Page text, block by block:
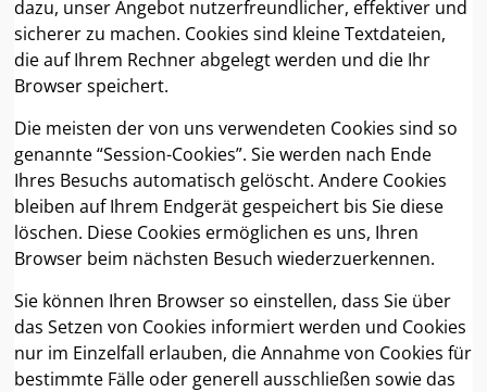
dazu, unser Angebot nutzerfreundlicher, effektiver und
sicherer zu machen. Cookies sind kleine Textdateien,
die auf Ihrem Rechner abgelegt werden und die Ihr
Browser speichert.
Die meisten der von uns verwendeten Cookies sind so
genannte “Session-Cookies”. Sie werden nach Ende
Ihres Besuchs automatisch gelöscht. Andere Cookies
bleiben auf Ihrem Endgerät gespeichert bis Sie diese
löschen. Diese Cookies ermöglichen es uns, Ihren
Browser beim nächsten Besuch wiederzuerkennen.
Sie können Ihren Browser so einstellen, dass Sie über
das Setzen von Cookies informiert werden und Cookies
nur im Einzelfall erlauben, die Annahme von Cookies für
bestimmte Fälle oder generell ausschließen sowie das